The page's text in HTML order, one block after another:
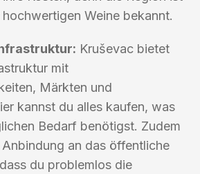
Weine bekannt.
Kruševac bietet
mit
Märkten und
kannst du alles kaufen, was
Bedarf benötigst. Zudem
an das öffentliche
du problemlos die